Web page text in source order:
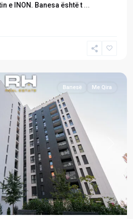
e INON. Banesa është t ...
Banesë Me Qira